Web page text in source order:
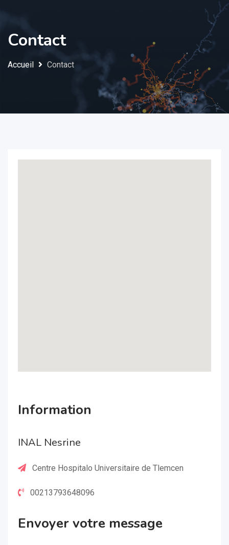
Contact
Accueil Contact
Information
INAL Nesrine
Centre Hospitalo Universitaire de Tlemcen
00213793648096
Envoyer votre message